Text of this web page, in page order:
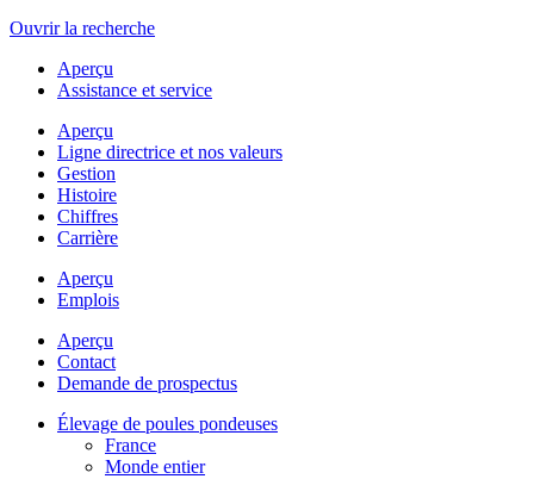
Ouvrir la recherche
Aperçu
Assistance et service
Aperçu
Ligne directrice et nos valeurs
Gestion
Histoire
Chiffres
Carrière
Aperçu
Emplois
Aperçu
Contact
Demande de prospectus
Élevage de poules pondeuses
France
Monde entier